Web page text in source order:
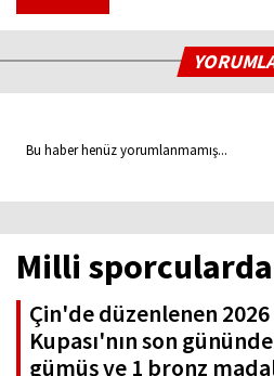
Bu haber henüz yorumlanmamış...
Milli
Çin'de düzenlenen
Kupası'nın son
gümüş ve 1 bronz